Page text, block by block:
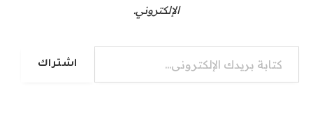
الإلكتروني.
كتابة بريدك الإلكتروني...
اشتراك